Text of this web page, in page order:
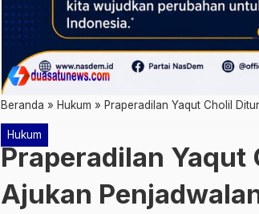
Beranda » Hukum » Praperadilan Yaqut Cholil
Hukum
Praperadilan Yaqut
Ajukan